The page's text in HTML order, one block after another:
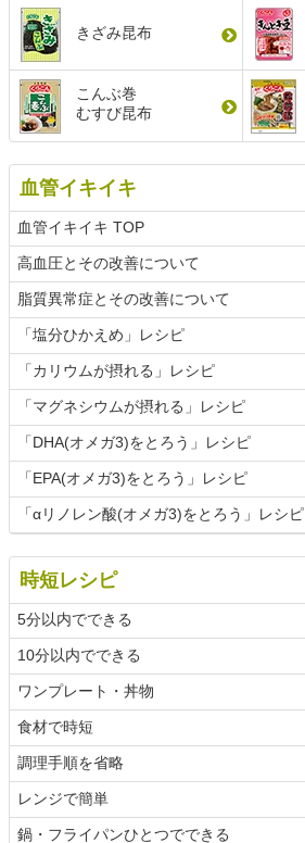
きざみ昆布
こんぶ巻
むすび昆布
血管イキイキ
血管イキイキ TOP
高血圧とその改善について
脂質異常症とその改善について
「塩分ひかえめ」レシピ
「カリウムが摂れる」レシピ
「マグネシウムが摂れる」レシピ
「DHA(オメガ3)をとろう」レシピ
「EPA(オメガ3)をとろう」レシピ
「αリノレン酸(オメガ3)をとろう」レシピ
時短レシピ
5分以内でできる
10分以内でできる
ワンプレート・丼物
食材で時短
調理手順を省略
レンジで簡単
鍋・フライパンひとつでできる